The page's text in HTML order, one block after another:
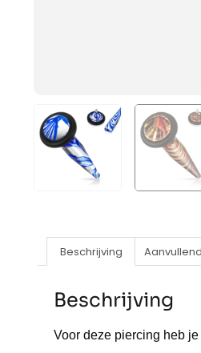
Beschrijving
Beschrijving
Voor deze piercing heb